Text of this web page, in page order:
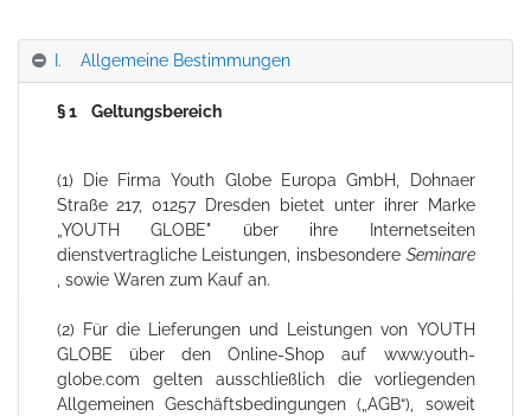
I. Allgemeine Bestimmungen
§ 1 Geltungsbereich
(1) Die Firma Youth Globe Europa GmbH, Dohnaer
Straße 217, 01257 Dresden bietet unter ihrer Marke
„YOUTH GLOBE" über ihre Internetseiten
dienstvertragliche Leistungen, insbesondere Seminare
, sowie Waren zum Kauf an.
(2) Für die Lieferungen und Leistungen von YOUTH
GLOBE über den Online-Shop auf www.youth-
globe.com gelten ausschließlich die vorliegenden
Allgemeinen Geschäftsbedingungen („AGB“), soweit